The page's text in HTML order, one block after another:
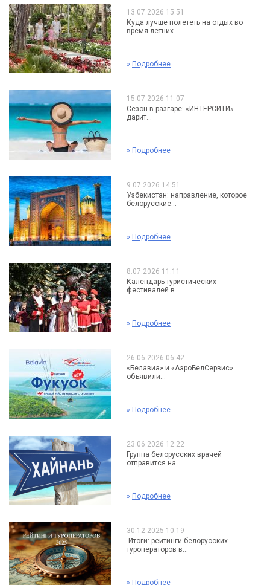
13.07.2026 15:51
Куда лучше полететь на отдых во
время летних...
» Подробнее
15.07.2026 11:07
Сезон в разгаре: «ИНТЕРСИТИ»
дарит...
» Подробнее
9.07.2026 14:51
Узбекистан: направление, которое
белорусские...
» Подробнее
8.07.2026 11:11
Календарь туристических
фестивалей в...
» Подробнее
26.06.2026 06:42
«Белавиа» и «АэроБелСервис»
объявили...
» Подробнее
23.06.2026 12:22
Группа белорусских врачей
отправится на...
» Подробнее
30.12.2025 10:19
Итоги: рейтинги белорусских
туроператоров в...
» Подробнее